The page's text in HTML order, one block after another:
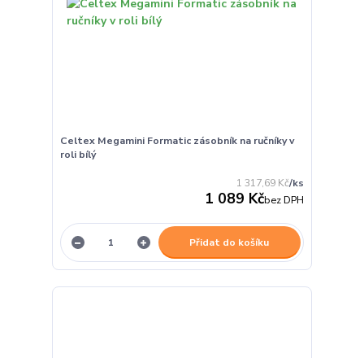
Celtex Megamini Formatic zásobník na ručníky v
roli bílý
1 317,69 Kč/ks
1 089 Kčbez DPH
Přidat do košíku